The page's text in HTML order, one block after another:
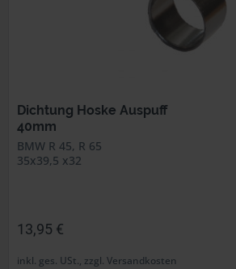
Dichtung Hoske Auspuff
40mm
BMW R 45, R 65
35x39,5 x32
13,95 €
inkl. ges. USt., zzgl. Versandkosten